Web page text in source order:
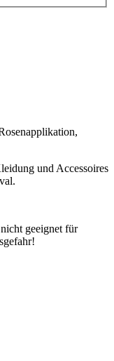
und Accessoires
geeignet für